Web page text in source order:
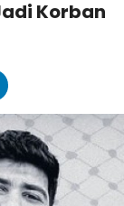
Korban